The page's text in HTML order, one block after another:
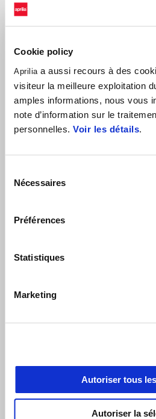
Cookie policy
Aprilia a aussi recours à des
visiteur la meilleure exploitation
amples informations, nous vous
note d’information sur le
personnelles. Voir les détails.
Nécessaires
Préférences
Statistiques
Marketing
Autoriser tous
Autoriser la
4 ANS DE GARANTIE SUR LA GAMME
APRILIA. PAS DE STRESS, DU
Point d' Assistance
Préparation au contrôle
Services d’assurance
Accessoires d'origine
Révision